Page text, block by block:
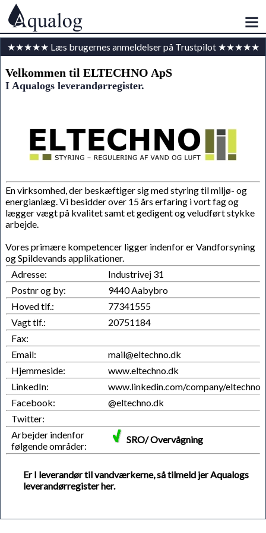
★★★★★ Læs brugernes anmeldelser på Trustpilot ★★★★★
Velkommen til ELTECHNO ApS
I Aqualogs leverandørregister.
En virksomhed, der beskæftiger sig med styring til miljø- og
energianlæg. Vi besidder over 15 års erfaring i vort fag og
lægger vægt på kvalitet samt et gedigent og veludført stykke
arbejde.
Vores primære kompetencer ligger indenfor er Vandforsyning
og Spildevands applikationer.
Adresse:
Industrivej 31
Postnr og by:
9440 Aabybro
Hoved tlf.:
77341555
Vagt tlf.:
20751184
Fax:
Email:
mail@eltechno.dk
Hjemmeside:
www.eltechno.dk
LinkedIn:
www.linkedin.com/company/eltechno
Facebook:
@eltechno.dk
Twitter:
Arbejder indenfor
følgende områder:
SRO/ Overvågning
Er I leverandør til vandværkerne, så tilmeld jer Aqualogs
leverandørregister her.